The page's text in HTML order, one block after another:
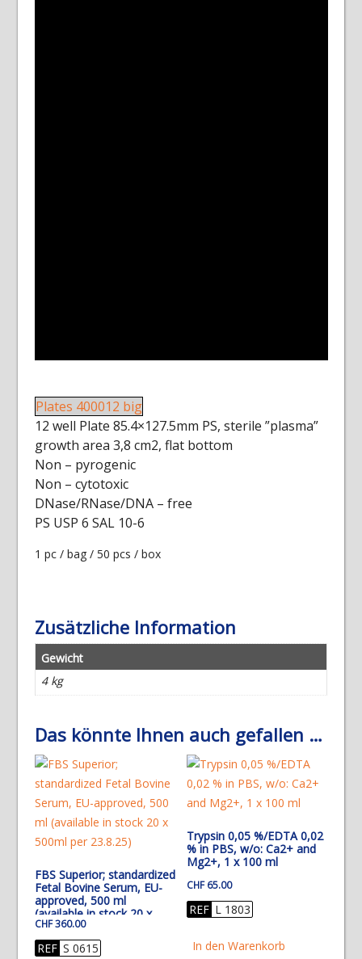
Plates 400012 big
12 well Plate 85.4×127.5mm PS, sterile ”plasma”
growth area 3,8 cm2, flat bottom
Non – pyrogenic
Non – cytotoxic
DNase/RNase/DNA – free
PS USP 6 SAL 10-6
1 pc / bag / 50 pcs / box
Zusätzliche Information
Gewicht
4 kg
Das könnte Ihnen auch gefallen …
FBS Superior; standardized
Fetal Bovine Serum, EU-
approved, 500 ml
(available in stock 20 x
500ml per 23.8.25)
CHF360.00
REF S 0615
Trypsin 0,05 %/EDTA 0,02
% in PBS, w/o: Ca2+ and
Mg2+, 1 x 100 ml
CHF65.00
REF L 1803
In den Warenkorb